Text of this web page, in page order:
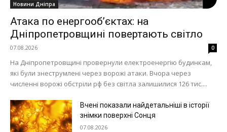
Новини Дніпра
Атака по енергооб’єктах: на
Дніпропетровщині повертають світло
07.08.2026 0
На Дніпропетровщині провернули електроенергію будинкам,
які були знеструмлені через ворожі атаки. Вчора через
численні ворожі обстріли рф без світла залишилися 126 тис....
Вчені показали найдетальніші в історії
знімки поверхні Сонця
07.08.2026